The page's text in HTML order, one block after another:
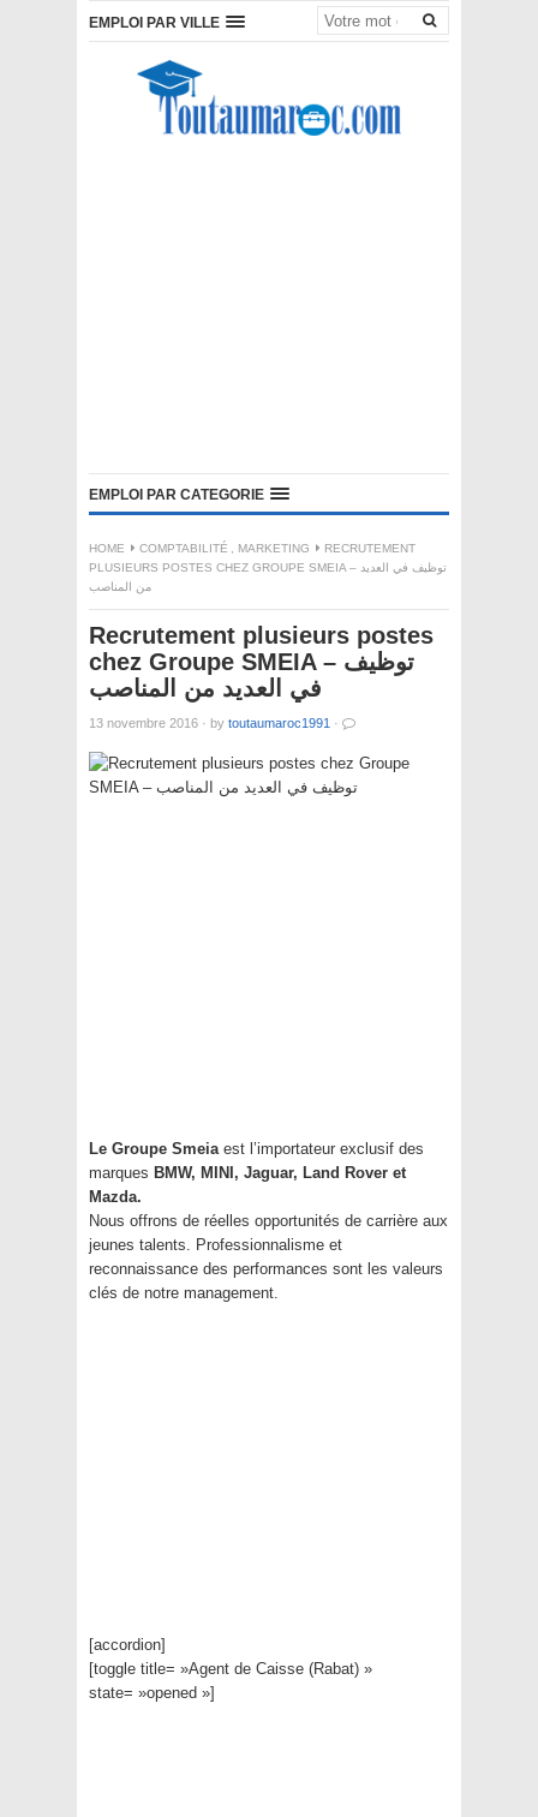
EMPLOI PAR VILLE
EMPLOI PAR CATEGORIE
HOME COMPTABILITÉ , MARKETING
RECRUTEMENT
PLUSIEURS POSTES CHEZ GROUPE SMEIA – توظيف في العديد
من المناصب
Recrutement plusieurs postes
chez Groupe SMEIA – توظيف
في العديد من المناصب
13 novembre 2016 · by toutaumaroc1991 ·
Le Groupe Smeia est l’importateur exclusif des
marques BMW, MINI, Jaguar, Land Rover et
Mazda.
Nous offrons de réelles opportunités de carrière aux
jeunes talents. Professionnalisme et
reconnaissance des performances sont les valeurs
clés de notre management.
[accordion]
[toggle title= »Agent de Caisse (Rabat) »
state= »opened »]